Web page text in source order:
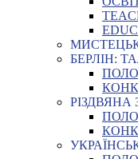
БЕРЛІН:
РІЗДВЯНА